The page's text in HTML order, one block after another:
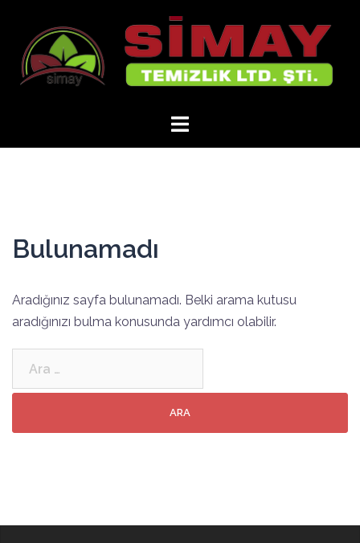
Bulunamadı
Aradığınız sayfa bulunamadı. Belki arama kutusu
aradığınızı bulma konusunda yardımcı olabilir.